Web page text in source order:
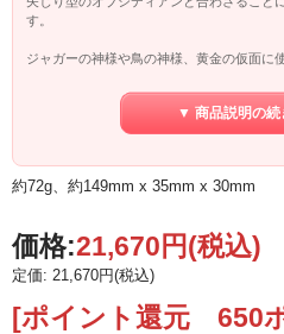
す。
ジャガーの神様や鳥の神様、黄金の仮面に
メキシコでは古代より身を守るために強力
てきた歴史が長く
『邪心や悪意を跳ね除け、ネガティブなエ
る』
と信じられています。
オブシディアンは、世界中で産出しますが
噴出したマグマ（ケイ素）が急激に冷え固
そんなオブシディアンは火山の噴火から成
▼ 商品説明の
約72g、約149mm x 35mm x 30mm
価格:21,670円(税込)
定価: 21,670円(税込)
[ポイント還元 650